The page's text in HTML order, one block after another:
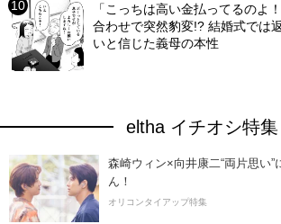
「こっちは高い金払ってるのよ
合わせで突然豹変!? 結婚式では
いと信じた義母の本性
eltha イチオシ特集
森崎ウィン×向井康二“両片思い”
ん！
オリコンタイアップ特集